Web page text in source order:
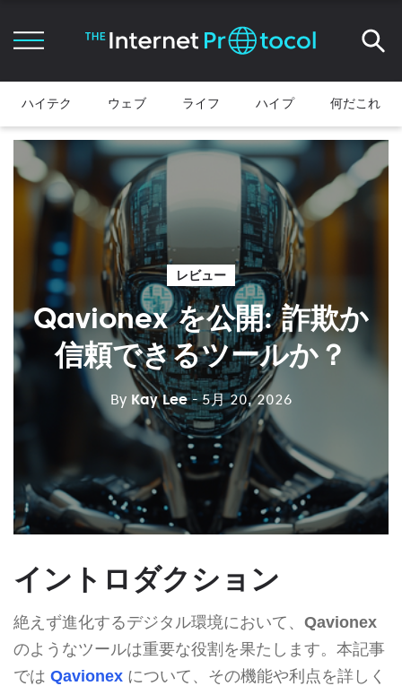
ハイテク ウェブ ライフ ハイプ 何だこれ
レビュー
Qavionex を公開: 詐欺か
信頼できるツールか？
By Kay Lee - 5月 20, 2026
イントロダクション
絶えず進化するデジタル環境において、 Qavionex
のようなツールは重要な役割を果たします。本記事
では Qavionex について、その機能や利点を詳しく